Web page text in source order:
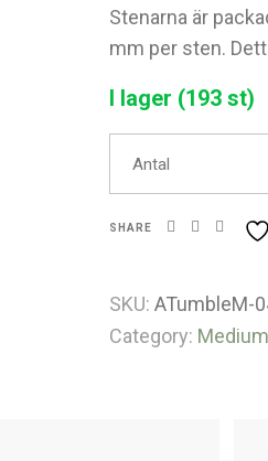
Stenarna är
mm per sten.
I lager (193 st)
Antal
SHARE
SKU: ATumbleM-
Category: